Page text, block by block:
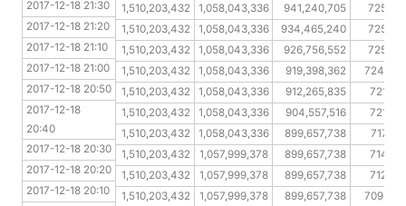
2017-12-18 21:20 1,510,203,432 1,058,043,336 941,240,705
2017-12-18 21:10
1,510,203,432 1,058,043,336 934,465,240
2017-12-18 21:00
1,510,203,432 1,058,043,336 926,756,552
2017-12-18 20:50
1,510,203,432 1,058,043,336 919,398,362
2017-12-18 20:40
1,510,203,432 1,058,043,336 912,265,835
2017-12-18 20:30
1,510,203,432 1,058,043,336 904,557,516
2017-12-18 20:20
1,510,203,432 1,058,043,336 899,657,738
2017-12-18 20:10
1,510,203,432 1,057,999,378 899,657,738
2017-12-18 20:00
1,510,203,432 1,057,999,378 899,657,738
2017-12-18 19:50
1,510,203,432 1,057,999,378 899,657,738
2017-12-18 21:30
2017-12-18 21:20
2017-12-18 21:10
2017-12-18 21:00
2017-12-18 20:50
2017-12-18
20:40
2017-12-18 20:30
2017-12-18 20:20
2017-12-18 20:10